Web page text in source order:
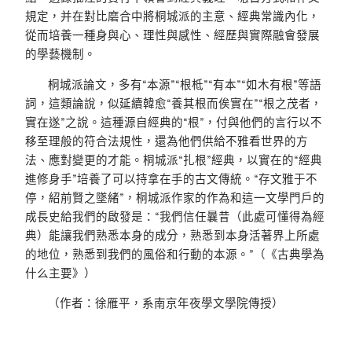
規定，并在對比磨合中將桐城派的主意、經典常識內化，
從而培養一種身與心、理性與感性、經歷與實際融會發展
的學藝機制。
桐城派論文，多有“本源”“根柢”“有本”“如木有根”等語
詞，這類論說，似延續韓愈“養其根而俟實在”“根之茂者，
實在遂”之說。這種源自經典的“根”，付與他們的言行以不
移至理般的符合法規性，還為他們供給不雅看世界的方
法、應對變更的才能。桐城派“扎根”經典，以實在的“經典
進修身手”培養了可以持拿在手的古文傳統。“存文雅于不
停，紹前賢之墜緒”，桐城派作家的作為和這一文學門戶的
成長史給我們的啟發是：“我們信任曩昔（此處可懂得為經
典）能讓我們熟悉本身的成分，熟悉到本身活著界上所處
的地位，熟悉到我們的風俗和行動的本源。”（《古典學為
什么主要》）
（作者：徐雁平，系南京年夜學文學院傳授）